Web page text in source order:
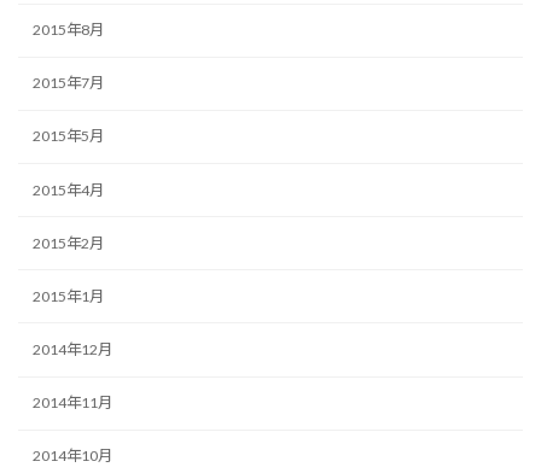
2015年8月
2015年7月
2015年5月
2015年4月
2015年2月
2015年1月
2014年12月
2014年11月
2014年10月